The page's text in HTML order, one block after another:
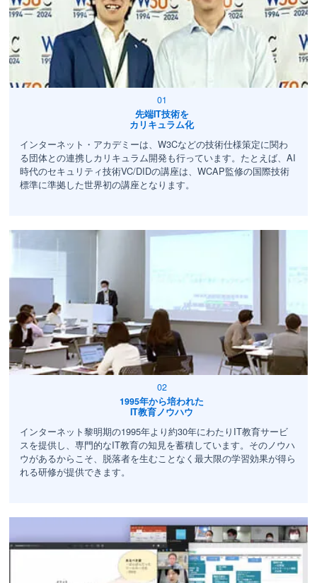
先端IT技術を
カリキュラム化
インターネット・アカデミーは、W3Cなどの技術仕様策定に関わ
る団体との連携しカリキュラム開発も行っています。たとえば、AI
時代のセキュリティ技術VC/DIDの講座は、WCAP監修の国際技術
標準に準拠した世界初の講座となります。
1995年から培われた
IT教育ノウハウ
インターネット黎明期の1995年より約30年にわたりIT教育サービ
スを提供し、専門的なIT教育の知見を蓄積しています。そのノウハ
ウがあるからこそ、脱落者を生むことなく最大限の学習効果が得ら
れる研修が提供できます。